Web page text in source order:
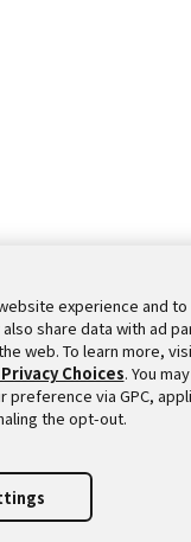
experience and to
share data with ad
web. To learn more,
Choices. You
preference via GPC,
the opt-out.